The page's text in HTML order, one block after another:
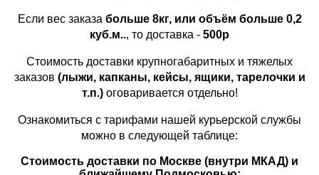
Если вес заказа больше 8кг, или объём больше 0,2
куб.м.., то доставка - 500р
Стоимость доставки крупногабаритных и тяжелых
заказов (лыжи, капканы, кейсы, ящики, тарелочки и
т.п.)оговаривается отдельно!
Ознакомиться с тарифами нашей курьерской службы
можно в следующей таблице:
Стоимость доставки по Москве (внутри МКАД) и